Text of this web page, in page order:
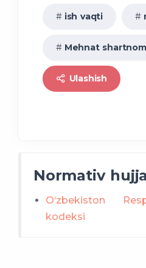
ish vaqti
Mehnat
Ulashish
Normativ
O‘zbekiston
kodeksi